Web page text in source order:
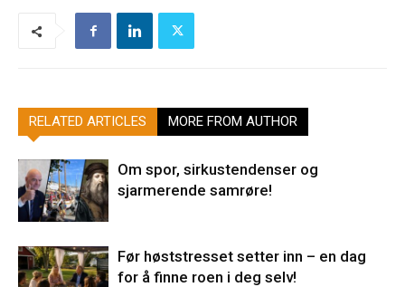
RELATED ARTICLES MORE FROM AUTHOR
Om spor, sirkustendenser og
sjarmerende samrøre!
Før høststresset setter inn – en dag
for å finne roen i deg selv!